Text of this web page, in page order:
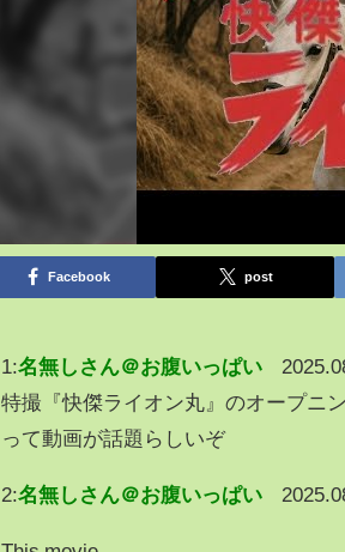
Facebook post
1:名無しさん＠お腹いっぱい
特撮『快傑ライオン丸』のオープニ
って動画が話題らしいぞ
2:名無しさん＠お腹いっぱい